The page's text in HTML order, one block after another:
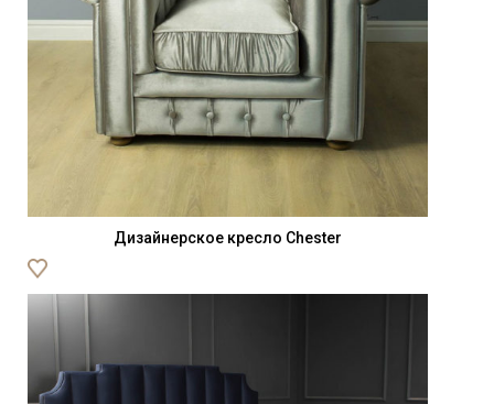
Дизайнерское кресло Chester